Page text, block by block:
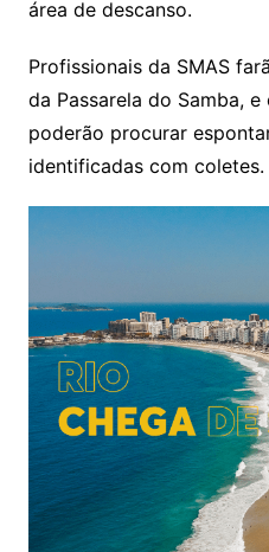
área de descanso.
Profissionais da SMAS
da Passarela do Samba,
poderão procurar
identificadas com coletes.